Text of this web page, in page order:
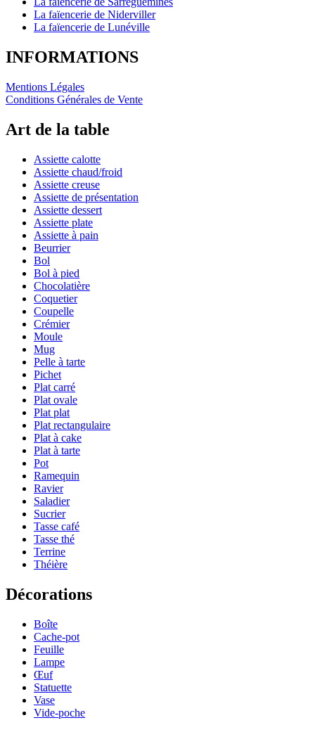
La faïencerie de Niderviller
La faïencerie de Lunéville
INFORMATIONS
Mentions Légales
Conditions Générales de Vente
Art de la table
Assiette calotte
Assiette chaud/froid
Assiette creuse
Assiette de présentation
Assiette dessert
Assiette plate
Assiette à pain
Beurrier
Bol
Bol à pied
Chocolatière
Coquetier
Coupelle
Crémier
Moule
Mug
Pelle à tarte
Pichet
Plat carré
Plat ovale
Plat plat
Plat rectangulaire
Plat à cake
Plat à tarte
Pot
Ramequin
Ravier
Saladier
Sucrier
Tasse café
Tasse thé
Terrine
Théière
Décorations
Boîte
Cache-pot
Feuille
Lampe
Œuf
Statuette
Vase
Vide-poche